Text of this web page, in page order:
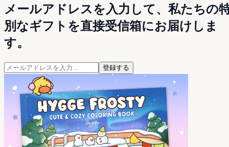
メールアドレスを入力して、私たちの
別なギフトを直接受信箱にお届けしま
す。
登録する